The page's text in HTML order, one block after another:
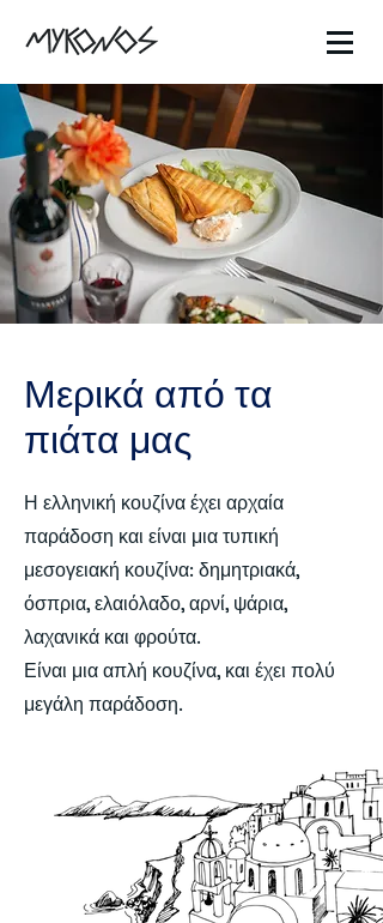
Μερικά από τα
πιάτα μας
Η ελληνική κουζίνα έχει αρχαία
παράδοση και είναι μια τυπική
μεσογειακή κουζίνα: δημητριακά,
όσπρια, ελαιόλαδο, αρνί, ψάρια,
λαχανικά και φρούτα.
Είναι μια απλή κουζίνα, και έχει πολύ
μεγάλη παράδοση.